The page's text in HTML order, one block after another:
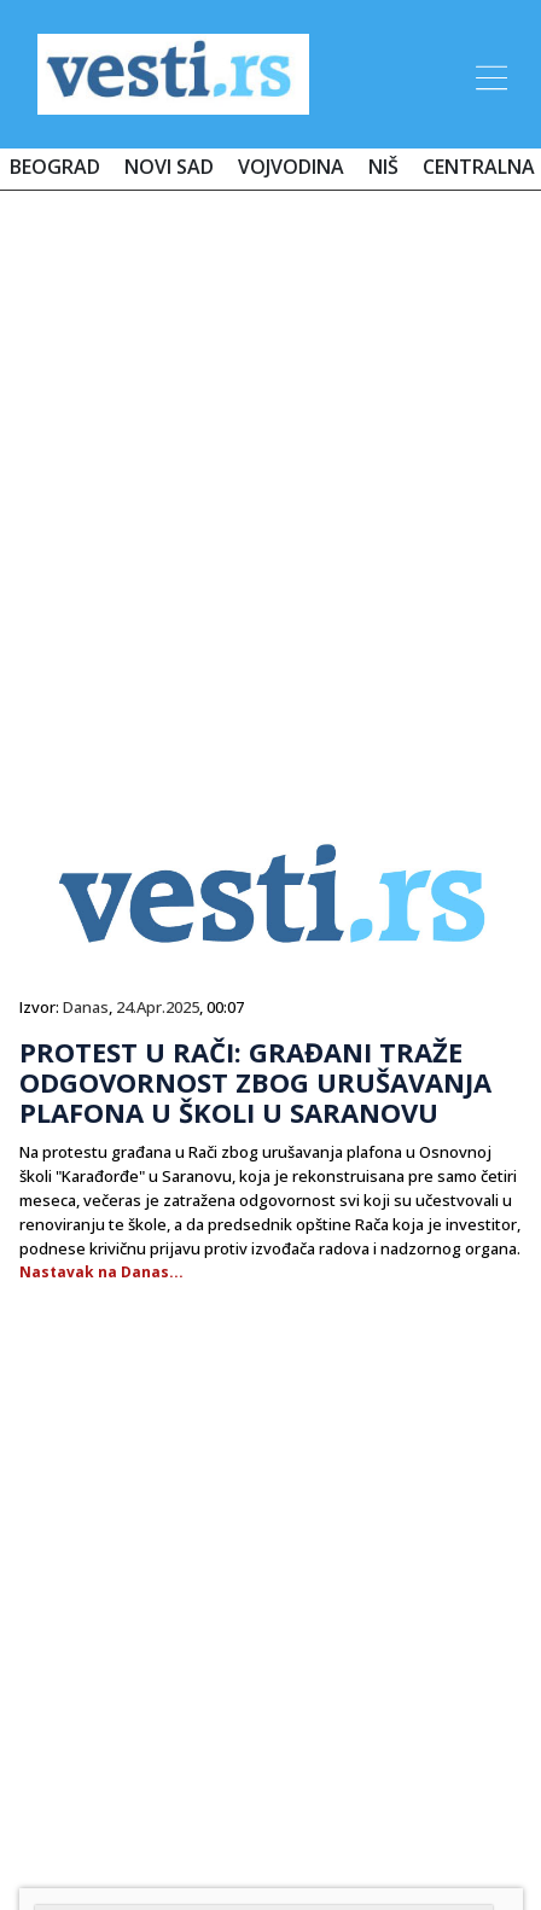
BEOGRAD NOVI SAD VOJVODINA NIŠ CENTRALNA
Izvor: Danas, 24.Apr.2025, 00:07
PROTEST U RAČI: GRAĐANI TRAŽE
ODGOVORNOST ZBOG URUŠAVANJA
PLAFONA U ŠKOLI U SARANOVU
Na protestu građana u Rači zbog urušavanja plafona u Osnovnoj
školi "Karađorđe" u Saranovu, koja je rekonstruisana pre samo četiri
meseca, večeras je zatražena odgovornost svi koji su učestvovali u
renoviranju te škole, a da predsednik opštine Rača koja je investitor,
podnese krivičnu prijavu protiv izvođača radova i nadzornog organa.
Nastavak na Danas...